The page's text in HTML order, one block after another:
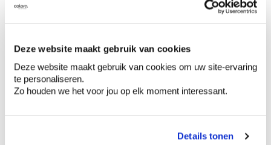
Deze website maakt gebruik van cookies
Deze website maakt gebruik van cookies om uw site-ervaring
te personaliseren.
Zo houden we het voor jou op elk moment interessant.
Details tonen
2,02 €
korrel 320